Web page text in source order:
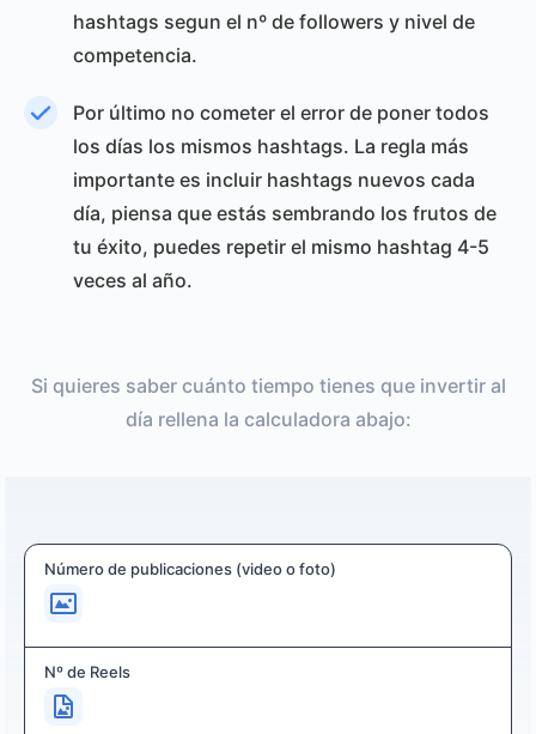
hashtags segun el nº de followers y nivel de
competencia.
Por último no cometer el error de poner todos
los días los mismos hashtags. La regla más
importante es incluir hashtags nuevos cada
día, piensa que estás sembrando los frutos de
tu éxito, puedes repetir el mismo hashtag 4-5
veces al año.
Si quieres saber cuánto tiempo tienes que invertir al
día rellena la calculadora abajo:
Número de publicaciones (video o foto)
Nº de Reels